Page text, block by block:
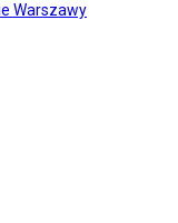
Warszawy